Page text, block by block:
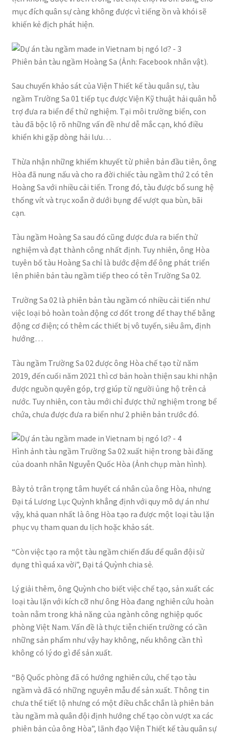
mục đích quân sự càng không được vì tiếng ồn và khói sẽ
khiến kẻ địch phát hiện.
Phiên bản tàu ngầm Hoàng Sa (Ảnh: Facebook nhân vật).
Sau chuyến khảo sát của Viện Thiết kế tàu quân sự, tàu
ngầm Trường Sa 01 tiếp tục được Viện Kỹ thuật hải quân hỗ
trợ đưa ra biển để thử nghiệm. Tại môi trường biển, con
tàu đã bộc lộ rõ những vấn đề như dễ mắc cạn, khó điều
khiển khi gặp dòng hải lưu…
Thừa nhận những khiếm khuyết từ phiên bản đầu tiên, ông
Hòa đã nung nấu và cho ra đời chiếc tàu ngầm thứ 2 có tên
Hoàng Sa với nhiều cải tiến. Trong đó, tàu được bổ sung hệ
thống vít và trục xoắn ở dưới bụng để vượt qua bùn, bãi
cạn.
Tàu ngầm Hoàng Sa sau đó cũng được đưa ra biển thử
nghiệm và đạt thành công nhất định. Tuy nhiên, ông Hòa
tuyên bố tàu Hoàng Sa chỉ là bước đệm để ông phát triển
lên phiên bản tàu ngầm tiếp theo có tên Trường Sa 02.
Trường Sa 02 là phiên bản tàu ngầm có nhiều cải tiến như
việc loại bỏ hoàn toàn động cơ đốt trong để thay thế bằng
động cơ điện; có thêm các thiết bị vô tuyến, siêu âm, định
hướng…
Tàu ngầm Trường Sa 02 được ông Hòa chế tạo từ năm
2019, đến cuối năm 2021 thì cơ bản hoàn thiện sau khi nhận
được nguồn quyên góp, trợ giúp từ người ủng hộ trên cả
nước. Tuy nhiên, con tàu mới chỉ được thử nghiệm trong bể
chứa, chưa được đưa ra biển như 2 phiên bản trước đó.
Hình ảnh tàu ngầm Trường Sa 02 xuất hiện trong bài đăng
của doanh nhân Nguyễn Quốc Hòa (Ảnh chụp màn hình).
Bày tỏ trân trọng tâm huyết cá nhân của ông Hòa, nhưng
Đại tá Lương Lục Quỳnh khẳng định với quy mô dự án như
vậy, khả quan nhất là ông Hòa tạo ra được một loại tàu lặn
phục vụ tham quan du lịch hoặc khảo sát.
“Còn việc tạo ra một tàu ngầm chiến đấu để quân đội sử
dụng thì quá xa vời”, Đại tá Quỳnh chia sẻ.
Lý giải thêm, ông Quỳnh cho biết việc chế tạo, sản xuất các
loại tàu lặn với kích cỡ như ông Hòa đang nghiên cứu hoàn
toàn nằm trong khả năng của ngành công nghiệp quốc
phòng Việt Nam. Vấn đề là thực tiễn chiến trường có cần
những sản phẩm như vậy hay không, nếu không cần thì
không có lý do gì để sản xuất.
“Bộ Quốc phòng đã có hướng nghiên cứu, chế tạo tàu
ngầm và đã có những nguyên mẫu để sản xuất. Thông tin
chưa thể tiết lộ nhưng có một điều chắc chắn là phiên bản
tàu ngầm mà quân đội định hướng chế tạo còn vượt xa các
phiên bản của ông Hòa”, lãnh đạo Viện Thiết kế tàu quân sự